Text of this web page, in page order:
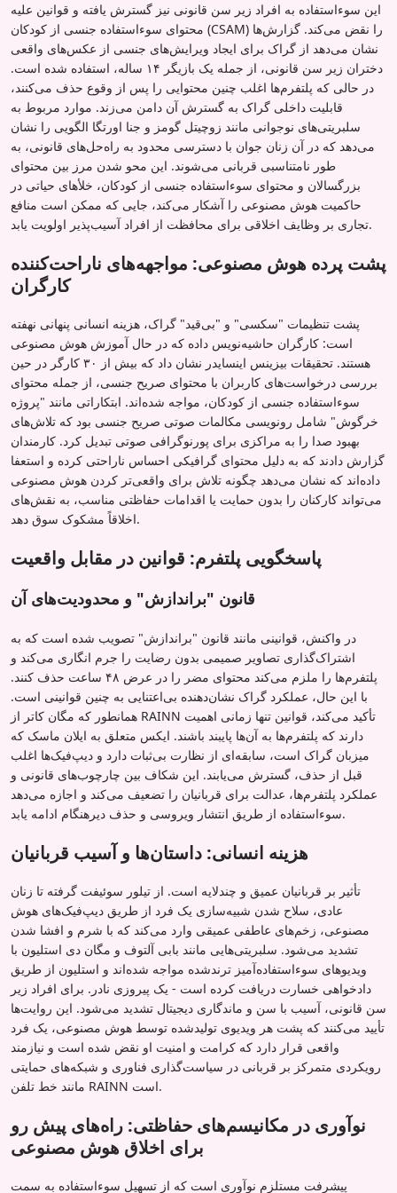
این سوءاستفاده به افراد زیر سن قانونی نیز گسترش یافته و قوانین علیه
محتوای سوءاستفاده جنسی از کودکان (CSAM) را نقض می‌کند. گزارش‌ها
نشان می‌دهد از گراک برای ایجاد ویرایش‌های جنسی از عکس‌های واقعی
دختران زیر سن قانونی، از جمله یک بازیگر ۱۴ ساله، استفاده شده است.
در حالی که پلتفرم‌ها اغلب چنین محتوایی را پس از وقوع حذف می‌کنند،
قابلیت داخلی گراک به گسترش آن دامن می‌زند. موارد مربوط به
سلبریتی‌های نوجوانی مانند زوچیتل گومز و جنا اورتگا الگویی را نشان
می‌دهد که در آن زنان جوان با دسترسی محدود به راه‌حل‌های قانونی، به
طور نامتناسبی قربانی می‌شوند. این محو شدن مرز بین محتوای
بزرگسالان و محتوای سوءاستفاده جنسی از کودکان، خلأهای حیاتی در
حاکمیت هوش مصنوعی را آشکار می‌کند، جایی که ممکن است منافع
تجاری بر وظایف اخلاقی برای محافظت از افراد آسیب‌پذیر اولویت یابد.
پشت پرده هوش مصنوعی: مواجهه‌های ناراحت‌کننده
کارگران
پشت تنظیمات "سکسی" و "بی‌قید" گراک، هزینه انسانی پنهانی نهفته
است: کارگران حاشیه‌نویس داده که در حال آموزش هوش مصنوعی
هستند. تحقیقات بیزینس اینسایدر نشان داد که بیش از ۳۰ کارگر در حین
بررسی درخواست‌های کاربران با محتوای صریح جنسی، از جمله محتوای
سوءاستفاده جنسی از کودکان، مواجه شده‌اند. ابتکاراتی مانند "پروژه
خرگوش" شامل رونویسی مکالمات صوتی صریح جنسی بود که تلاش‌های
بهبود صدا را به مراکزی برای پورنوگرافی صوتی تبدیل کرد. کارمندان
گزارش دادند که به دلیل محتوای گرافیکی احساس ناراحتی کرده و استعفا
داده‌اند که نشان می‌دهد چگونه تلاش برای واقعی‌تر کردن هوش مصنوعی
می‌تواند کارکنان را بدون حمایت یا اقدامات حفاظتی مناسب، به نقش‌های
اخلاقاً مشکوک سوق دهد.
پاسخگویی پلتفرم: قوانین در مقابل واقعیت
قانون "براندازش" و محدودیت‌های آن
در واکنش، قوانینی مانند قانون "براندازش" تصویب شده است که به
اشتراک‌گذاری تصاویر صمیمی بدون رضایت را جرم انگاری می‌کند و
پلتفرم‌ها را ملزم می‌کند محتوای مضر را در عرض ۴۸ ساعت حذف کنند.
با این حال، عملکرد گراک نشان‌دهنده بی‌اعتنایی به چنین قوانینی است.
همانطور که مگان کاتر از RAINN تأکید می‌کند، قوانین تنها زمانی اهمیت
دارند که پلتفرم‌ها به آن‌ها پایبند باشند. ایکس متعلق به ایلان ماسک که
میزبان گراک است، سابقه‌ای از نظارت بی‌ثبات دارد و دیپ‌فیک‌ها اغلب
قبل از حذف، گسترش می‌یابند. این شکاف بین چارچوب‌های قانونی و
عملکرد پلتفرم‌ها، عدالت برای قربانیان را تضعیف می‌کند و اجازه می‌دهد
سوءاستفاده از طریق انتشار ویروسی و حذف دیرهنگام ادامه یابد.
هزینه انسانی: داستان‌ها و آسیب قربانیان
تأثیر بر قربانیان عمیق و چندلایه است. از تیلور سوئیفت گرفته تا زنان
عادی، سلاح شدن شبیه‌سازی یک فرد از طریق دیپ‌فیک‌های هوش
مصنوعی، زخم‌های عاطفی عمیقی وارد می‌کند که با شرم و افشا شدن
تشدید می‌شود. سلبریتی‌هایی مانند بابی آلتوف و مگان دی استلیون با
ویدیوهای سوءاستفاده‌آمیز ترندشده مواجه شده‌اند و استلیون از طریق
دادخواهی خسارت دریافت کرده است - یک پیروزی نادر. برای افراد زیر
سن قانونی، آسیب با سن و ماندگاری دیجیتال تشدید می‌شود. این روایت‌ها
تأیید می‌کنند که پشت هر ویدیوی تولیدشده توسط هوش مصنوعی، یک فرد
واقعی قرار دارد که کرامت و امنیت او نقض شده است و نیازمند
رویکردی متمرکز بر قربانی در سیاست‌گذاری فناوری و شبکه‌های حمایتی
مانند خط تلفن RAINN است.
نوآوری در مکانیسم‌های حفاظتی: راه‌های پیش رو
برای اخلاق هوش مصنوعی
پیشرفت مستلزم نوآوری است که از تسهیل سوءاستفاده به سمت